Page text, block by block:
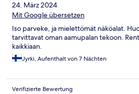
24. März 2024
Mit Google übersetzen
Iso parveke, ja mielettömät näköalat.
tarvittavat oman aamupalan tekoon.
kaikkiaan.
Jyrki, Aufenthalt von 7 Nächten
Verifizierte Bewertung